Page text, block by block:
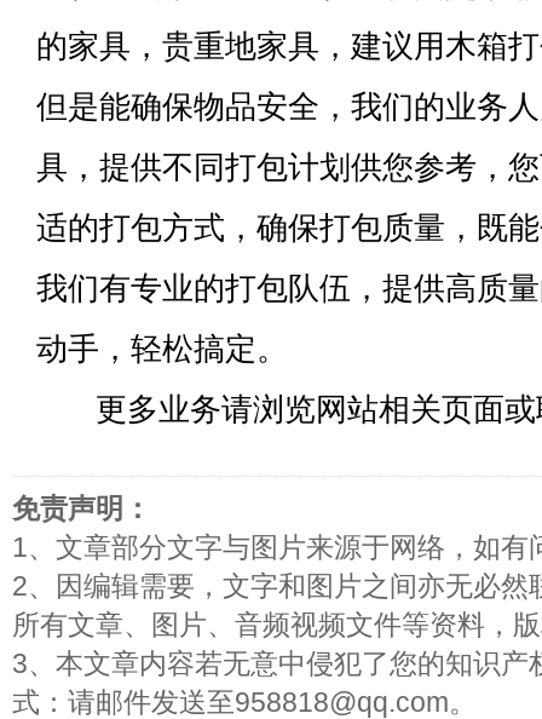
的家具，贵重地家具，建议用木箱
但是能确保物品安全，我们的业务
具，提供不同打包计划供您参考，
适的打包方式，确保打包质量，既
我们有专业的打包队伍，提供高质
动手，轻松搞定。
更多业务请浏览网站相关页
免责声明：
1、文章部分文字与图片来源于网络，如有
2、因编辑需要，文字和图片之间亦无必
所有文章、图片、音频视频文件等资料，
3、本文章内容若无意中侵犯了您的知识
式：请邮件发送至958818@qq.com。